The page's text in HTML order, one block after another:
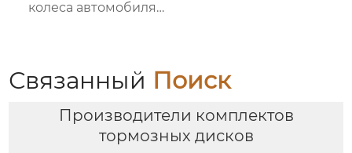
колеса автомобиля
Связанный Поиск
Производители комплектов
тормозных дисков